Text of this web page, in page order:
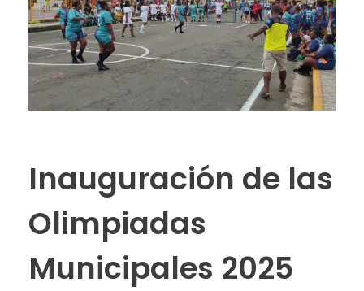
Inauguración de las
Olimpiadas
Municipales 2025